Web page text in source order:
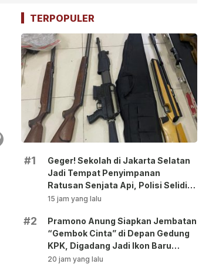
TERPOPULER
#1
Geger! Sekolah di Jakarta Selatan
Jadi Tempat Penyimpanan
Ratusan Senjata Api, Polisi Selidiki
Pemilik
15 jam yang lalu
#2
Pramono Anung Siapkan Jembatan
“Gembok Cinta” di Depan Gedung
KPK, Digadang Jadi Ikon Baru
Jakarta!
20 jam yang lalu